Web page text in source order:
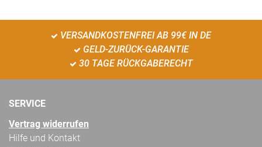
VERSANDKOSTENFREI AB 99€ IN DE
GELD-ZURÜCK-GARANTIE
30 TAGE RÜCKGABERECHT
SERVICE
Vertrag widerrufen
Hilfe und Kontakt